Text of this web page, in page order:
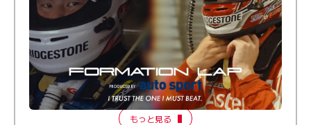
倒す相手を、信じてる。小林利徠斗 × 野村勇斗
【FORMATION LAP Produced by auto sport】
2026 Episode 2
もっと見る